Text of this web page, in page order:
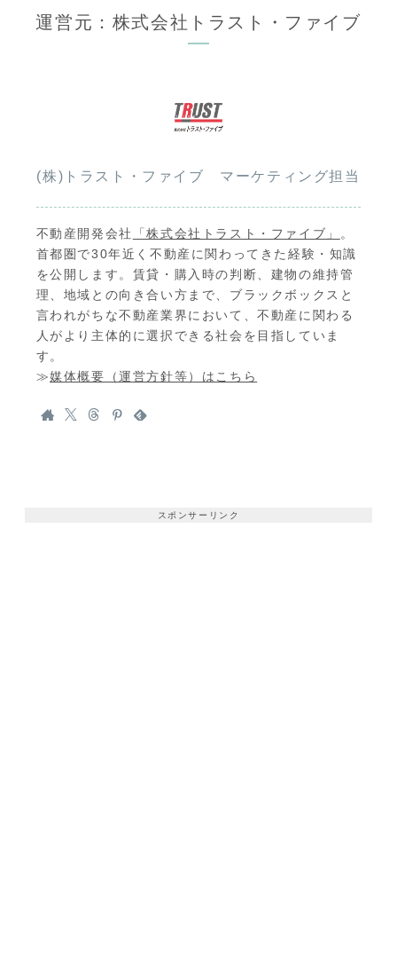
運営元：株式会社トラスト・ファイブ
(株)トラスト・ファイブ マーケティング担当
不動産開発会社 「株式会社トラスト・ファイブ」
。
首都圏で30年近く不動産に関わってきた経験・知識
を公開します。賃貸・購入時の判断、建物の維持管
理、地域との向き合い方まで、ブラックボックスと
言われがちな不動産業界において、不動産に関わる
人がより主体的に選択できる社会を目指していま
す。
≫媒体概要（運営方針等）はこちら
スポンサーリンク